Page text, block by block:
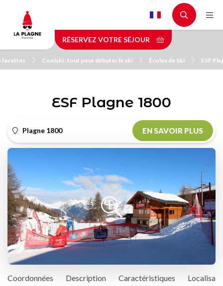
contenu
principal
RÉSERVEZ VOTRE SÉJOUR
facettes Coolski : tout pour débuter le ski Écoles de Ski ESF
ESF Plagne 1800
Plagne 1800 EN SAVOIR PLUS
Coordonnées Description Caractéristiques